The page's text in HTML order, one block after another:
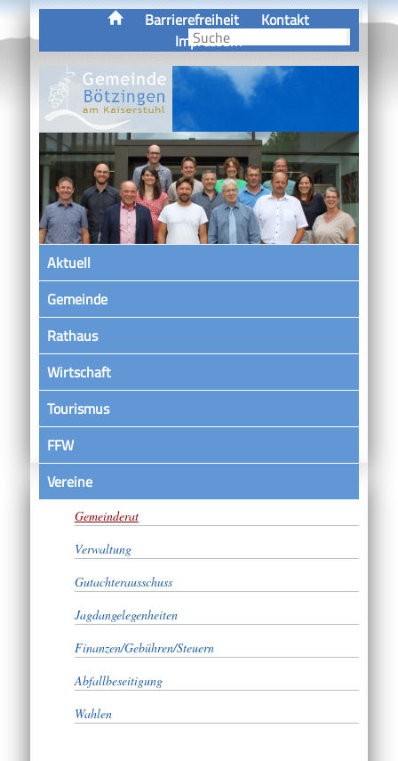
Barrierefreiheit
Kontakt
Impressum
Aktuell
Gemeinde
Rathaus
Wirtschaft
Tourismus
FFW
VereineBürgermeister
Gemeinderat
Verwaltung
Gutachterausschuss
Jagdangelegenheiten
Finanzen/Gebühren/Steuern
Abfallbeseitigung
Wahlen